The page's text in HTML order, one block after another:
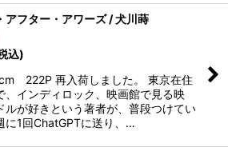
アフター・アワーズ / 犬川蒔
込)
222P 再入荷しました。 東京在住
、インディロック、映画館で見る映
ルが好きという著者が、普段つけてい
に1回ChatGPTに送り、…